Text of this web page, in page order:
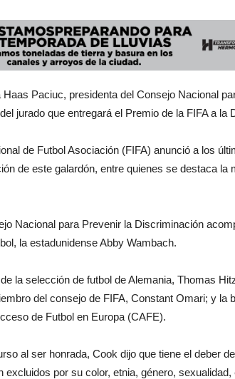
Haas Paciuc, presidenta del Consejo Nacional
jurado que entregará el Premio de la FIFA a la
de Futbol Asociación (FIFA) anunció a los
de este galardón, entre quienes se destaca la
Nacional para Prevenir la Discriminación
la estadunidense Abby Wambach.
la selección de futbol de Alemania, Thomas
del consejo de FIFA, Constant Omari; y la
de Futbol en Europa (CAFE).
al ser honrada, Cook dijo que tiene el deber
excluidos por su color, etnia, género,